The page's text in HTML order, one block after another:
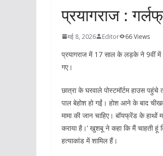
प्रयागराज :
मई 8, 2026 Editor 66 Views
प्रयागराज में 17 साल के लड़के ने 9वीं में
गए।
छात्रा के घरवाले पोस्टमॉर्टम हाउस
पाल बेहोश हो गईं। होश आने के बाद
मामा की जान चाहिए। बॉयफ्रेंड के हाथों
कराया है।’ खुशबू ने कहा कि मैं चाहती
हत्याकांड में शामिल हैं।